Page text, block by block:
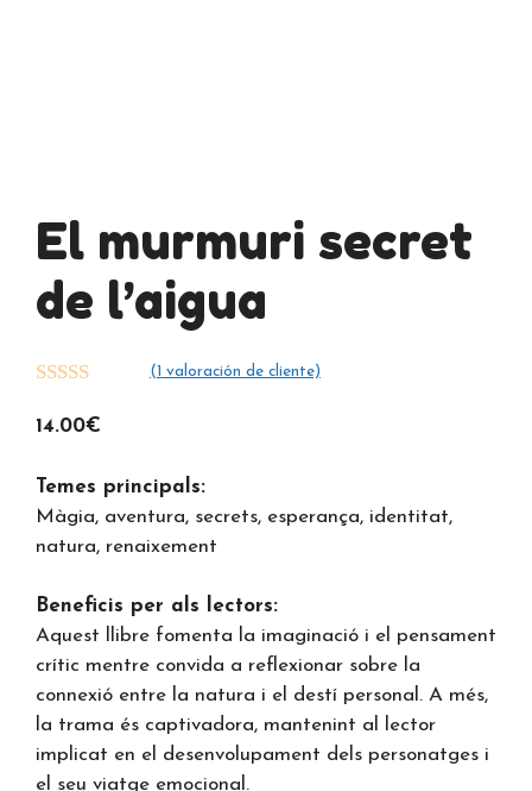
El murmuri secret
de l’aigua
(1 valoración de cliente)
14.00€
Temes principals:
Màgia, aventura, secrets, esperança, identitat,
natura, renaixement
Beneficis per als lectors:
Aquest llibre fomenta la imaginació i el pensament
crític mentre convida a reflexionar sobre la
connexió entre la natura i el destí personal. A més,
la trama és captivadora, mantenint al lector
implicat en el desenvolupament dels personatges i
el seu viatge emocional.